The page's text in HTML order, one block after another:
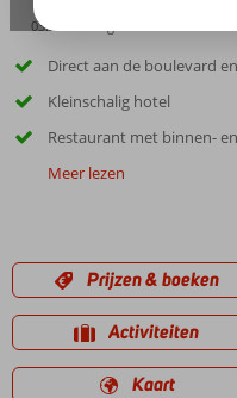
03:30
Direct aan de boulevard
Kleinschalig hotel
Restaurant met binnen-
Meer lezen
Prijzen & boeken
Activiteiten
Kaart